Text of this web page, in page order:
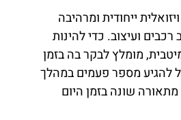
ייחודית ומרהיבה
ועיצוב. כדי להינות
מומלץ לבקר בה בזמן
להגיע מספר פעמים במהלך
שונה בזמן היום